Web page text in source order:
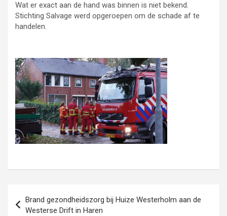
Wat er exact aan de hand was binnen is niet bekend.
Stichting Salvage werd opgeroepen om de schade af te
handelen.
navigatie
Brand gezondheidszorg bij Huize Westerholm aan de
Westerse Drift in Haren